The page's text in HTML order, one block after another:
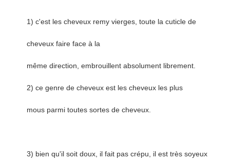
1) c'est les cheveux remy vierges, toute la cuticle de
cheveux faire face à la
même direction, embrouillent absolument librement.
2) ce genre de cheveux est les cheveux les plus
mous parmi toutes sortes de cheveux.
3) bien qu'il soit doux, il fait pas crépu, il est très soyeux